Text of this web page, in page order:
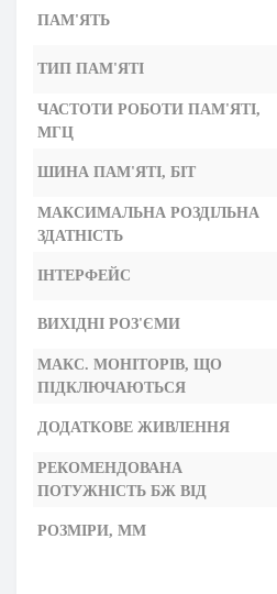
ПАМ'ЯТЬ
ТИП ПАМ'ЯТІ
ЧАСТОТИ РОБОТИ ПАМ'ЯТІ,
МГЦ
ШИНА ПАМ'ЯТІ, БІТ
МАКСИМАЛЬНА РОЗДІЛЬНА
ЗДАТНІСТЬ
ІНТЕРФЕЙС
ВИХІДНІ РОЗ'ЄМИ
МАКС. МОНІТОРІВ, ЩО
ПІДКЛЮЧАЮТЬСЯ
ДОДАТКОВЕ ЖИВЛЕННЯ
РЕКОМЕНДОВАНА
ПОТУЖНІСТЬ БЖ ВІД
РОЗМІРИ, ММ